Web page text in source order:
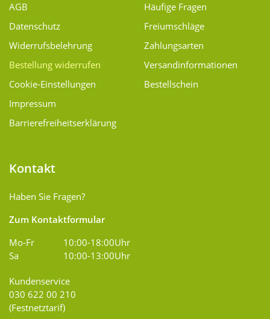
AGB
Datenschutz
Widerrufsbelehrung
Bestellung widerrufen
Cookie-Einstellungen
Impressum
Barrierefreiheitserklärung
Häufige Fragen
Freiumschläge
Zahlungsarten
Versand­informationen
Bestellschein
Kontakt
Haben Sie Fragen?
Zum Kontaktformular
Mo-Fr
10:00-18:00Uhr
Sa
10:00-13:00Uhr
Kundenservice
030 622 00 210
(Festnetztarif)